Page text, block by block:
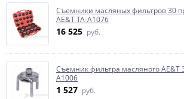
Съемники масляных фильтров 30
AE&T TA-A1076
16 525 руб.
Съемник фильтра масляного AE&T
A1006
1 527 руб.